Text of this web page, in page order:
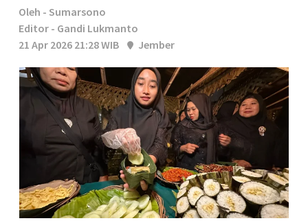
Oleh - Sumarsono
Editor - Gandi Lukmanto
21 Apr 2026 21:28 WIB
Jember